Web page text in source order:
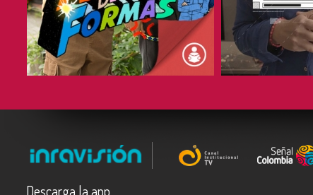
COMPARTIR COMPARTIR
Descarga la app